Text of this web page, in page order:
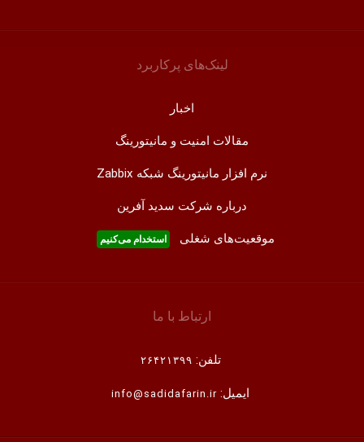
لینک‌های پر‌کاربرد
اخبار
مقالات امنیت و مانیتورینگ
نرم افزار مانیتورینگ شبکه Zabbix
درباره شرکت سدید آفرین
موقعیت‌های شغلی استخدام ‌می‌کنیم
ارتباط با ما
تلفن: ۲۶۴۲۱۳۹۹
ایمیل: info@sadidafarin.ir